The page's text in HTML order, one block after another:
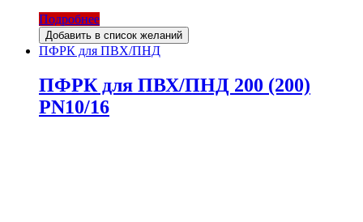
Подробнее
Добавить в список желаний
ПФРК для ПВХ/ПНД
ПФРК для ПВХ/ПНД 200 (200)
PN10/16